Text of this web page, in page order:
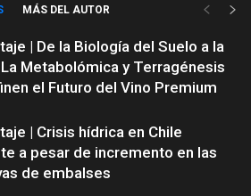
MÁS DEL AUTOR
| De la Biología del Suelo a la
Metabolómica y Terragénesis
el Futuro del Vino Premium
| Crisis hídrica en Chile
a pesar de incremento en las
de embalses